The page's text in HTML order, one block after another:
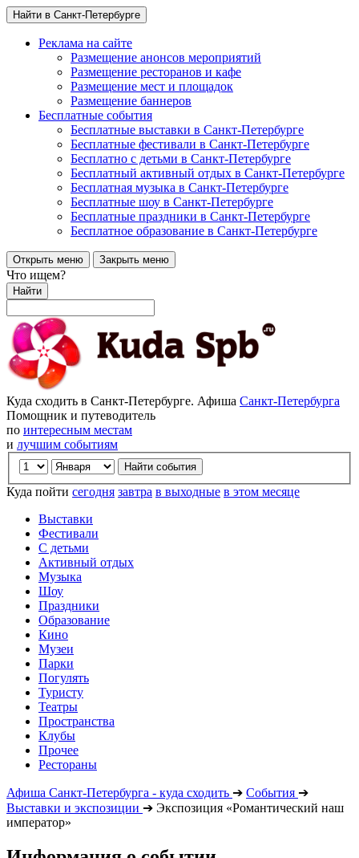
Найти в Санкт-Петербурге
Реклама на сайте
Размещение анонсов мероприятий
Размещение ресторанов и кафе
Размещение мест и площадок
Размещение баннеров
Бесплатные события
Бесплатные выставки в Санкт-Петербурге
Бесплатные фестивали в Санкт-Петербурге
Бесплатно с детьми в Санкт-Петербурге
Бесплатный активный отдых в Санкт-Петербурге
Бесплатная музыка в Санкт-Петербурге
Бесплатные шоу в Санкт-Петербурге
Бесплатные праздники в Санкт-Петербурге
Бесплатное образование в Санкт-Петербурге
Открыть меню Закрыть меню
Что ищем?
Найти
Куда сходить в Санкт-Петербурге. Афиша Санкт-Петербурга
Помощник и путеводитель
по интересным местам
и лучшим событиям
Куда пойти сегодня завтра в выходные в этом месяце
Выставки
Фестивали
С детьми
Активный отдых
Музыка
Шоу
Праздники
Образование
Кино
Музеи
Парки
Погулять
Туристу
Театры
Пространства
Клубы
Прочее
Рестораны
Афиша Санкт-Петербурга - куда сходить ➔ События ➔
Выставки и экспозиции ➔ Экспозиция «Романтический наш
император»